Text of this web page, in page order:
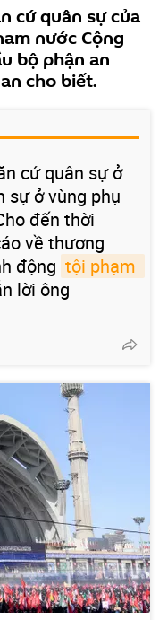
cứ quân sự của
nước Cộng
bộ phận an
cho biết.
cứ quân sự ở
sự ở vùng phụ
đến thời
về thương
động
lời ông